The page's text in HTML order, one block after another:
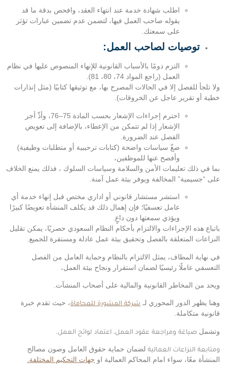
اطلب شهادة خدمة عند انتهاء العقد، وافحص بدقة ما قد
يقوله صاحب العمل فيها، لتضمن عدم تضمين عبارات تؤثر
على سمعتك.
توصيات لصاحب العمل:
التزم دومًا بالأسباب القانونية للإنهاء المنصوص عليها في نظام
العمل (راجع المواد 74، 80، 81).
ولا تلجأ للفصل إلا في الحالات المصرح بها، مع توثيقها كتابيًا (مثل إنذارات
خطية أو تقرير عاجل عن الخروقات).
احترم إجراءات الإشعار بحسب المادة 75–76، وأدِّ أجر
الإشعار إذا لم تتمكن من الإعطاء، بالإضافة إلى تعويض
الفصل عند الضرورة.
صغّ سياسات واضحة (كتابات ترحيبية أو متطلبات وظيفية)
وأفصح عنها للموظفين،
بما في ذلك تعليمات الأمن والسلامة وسياسات السلوك ، فذلك يمنع الخلاف
على “جسيمية” المخالفة ويوفر بيئة عمل آمنة.
استشر مستشار قانوني أو اداري مختص قبل إنهاء خدمة أي
عامل تعسفيًا؛ فإن إهمال ذلك قد يكلف المنشأة تعويضًا كبيرًا
ويؤذي سمعتها دون داعٍ.
باتباع هذه الإجراءات والالتزام بأحكام النظام السعودي حصريًا، يمكن تقليل
النزاعات المتعلقة بالفصل وتحقيق بيئة عمل عادلة ومستقرة للجميع.
في نهاية المطاف، يمثل الالتزام بالنظام وحماية العامل من الفصل
التعسفي عاملًا رئيسيًا لضمان استقرار ونجاح بيئة العمل،
ويحد من المخاطر القانونية والمالية على أصحاب المنشآت.
وهنا يظهر الدور المحوري لـ شركة المشورة للمحاماة، حيث تقدم خبرة
قانونية متكاملة.
وتشمل صياغة ومراجعة عقود العمل، اعتماد لوائح العمل.
ومتابعة النزاعات العمالية لضمان حماية حقوق العامل وصون مصالح
المنشأة معًا، سواء امام المحاكم العمالية او جهات التحكيم المختلفة.